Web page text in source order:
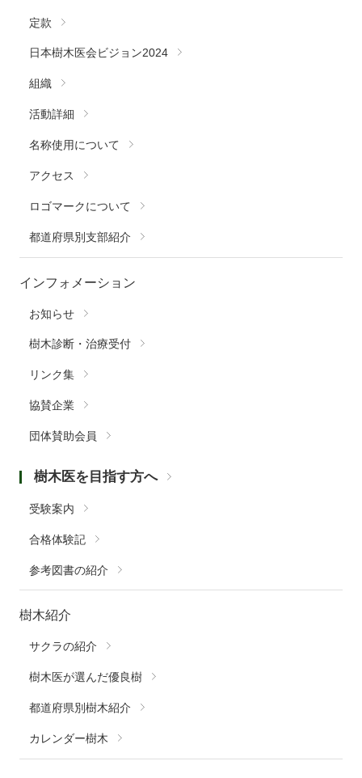
定款
日本樹木医会ビジョン2024
組織
活動詳細
名称使用について
アクセス
ロゴマークについて
都道府県別支部紹介
インフォメーション
お知らせ
樹木診断・治療受付
リンク集
協賛企業
団体賛助会員
樹木医を目指す方へ
受験案内
合格体験記
参考図書の紹介
樹木紹介
サクラの紹介
樹木医が選んだ優良樹
都道府県別樹木紹介
カレンダー樹木